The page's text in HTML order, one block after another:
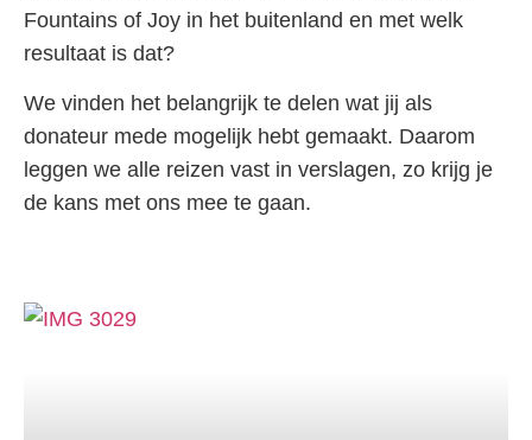
Fountains of Joy in het buitenland en met welk
resultaat is dat?
We vinden het belangrijk te delen wat jij als
donateur mede mogelijk hebt gemaakt. Daarom
leggen we alle reizen vast in verslagen, zo krijg je
de kans met ons mee te gaan.